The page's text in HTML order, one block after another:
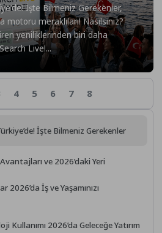
İşte Bilmeniz Gerekenler,
meraklıları! Nasılsınız?
yeniliklerinden biri daha
Live!...
4 5 6 7 8
İşte Bilmeniz Gerekenler
ve 2026’daki Yeri
İş ve Yaşamınızı
Kullanımı 2026’da Geleceğe Yatırım